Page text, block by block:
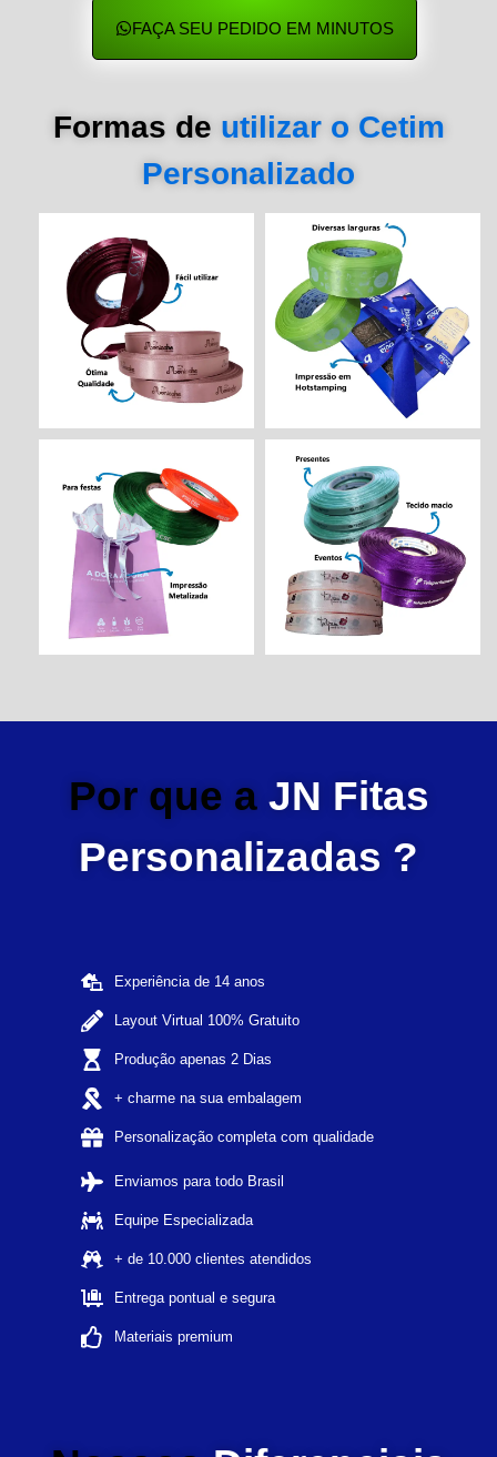
FAÇA SEU PEDIDO EM MINUTOS
Formas de utilizar o Cetim
Personalizado
Por que a JN Fitas
Personalizadas ?
Experiência de 14 anos
Layout Virtual 100% Gratuito
Produção apenas 2 Dias
+ charme na sua embalagem
Personalização completa com qualidade
Enviamos para todo Brasil
Equipe Especializada
+ de 10.000 clientes atendidos
Entrega pontual e segura
Materiais premium